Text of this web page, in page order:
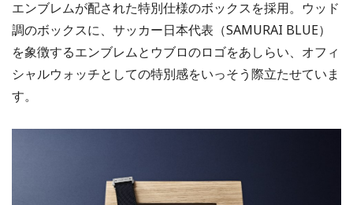
エンブレムが配された特別仕様のボックスを採用。ウッド
調のボックスに、サッカー日本代表（SAMURAI BLUE）
を象徴するエンブレムとウブロのロゴをあしらい、オフィ
シャルウォッチとしての特別感をいっそう際立たせていま
す。